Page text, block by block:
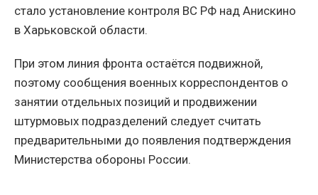
стало установление контроля ВС РФ над Анискино
в Харьковской области.
При этом линия фронта остаётся подвижной,
поэтому сообщения военных корреспондентов о
занятии отдельных позиций и продвижении
штурмовых подразделений следует считать
предварительными до появления подтверждения
Министерства обороны России.